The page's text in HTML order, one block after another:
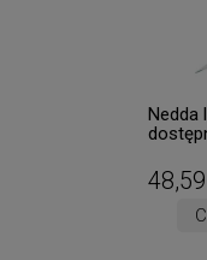
Nedda
48,59